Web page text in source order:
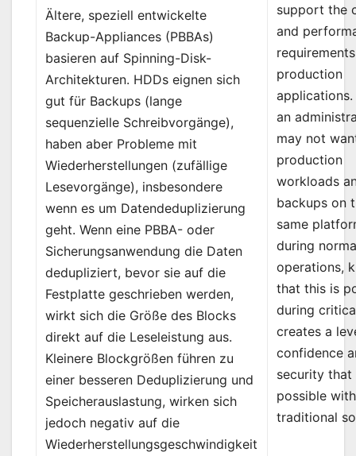
Ältere, speziell entwickelte
Backup-Appliances (PBBAs)
basieren auf Spinning-Disk-
Architekturen. HDDs eignen sich
gut für Backups (lange
sequenzielle Schreibvorgänge),
haben aber Probleme mit
Wiederherstellungen (zufällige
Lesevorgänge), insbesondere
wenn es um Datendeduplizierung
geht. Wenn eine PBBA- oder
Sicherungsanwendung die Daten
dedupliziert, bevor sie auf die
Festplatte geschrieben werden,
wirkt sich die Größe des Blocks
direkt auf die Leseleistung aus.
Kleinere Blockgrößen führen zu
einer besseren Deduplizierung und
Speicherauslastung, wirken sich
jedoch negativ auf die
Wiederherstellungsgeschwindigkeit
support the
and
production
applications.
an
may not
production
workloads
backups on
same
during
operations,
that this is
during
creates a
confidence
security that
possible with
traditional